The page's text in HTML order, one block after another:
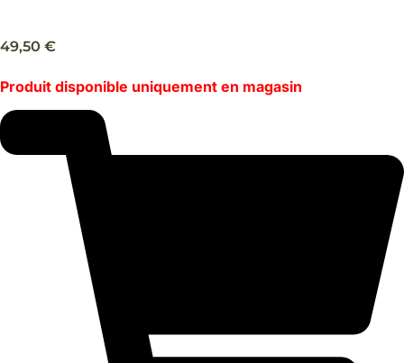
49,50 €
Produit disponible uniquement en magasin